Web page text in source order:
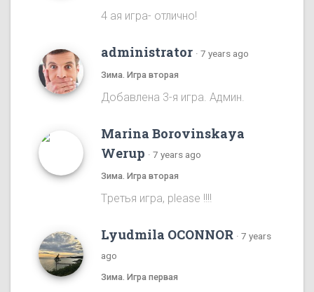
4 ая игра- отлично!
administrator · 7 years ago
Зима. Игра вторая
Добавлена 3-я игра. Админ.
Marina Borovinskaya
Werup · 7 years ago
Зима. Игра вторая
Tретья игра, please !!!!
Lyudmila OCONNOR · 7 years
ago
Зима. Игра первая